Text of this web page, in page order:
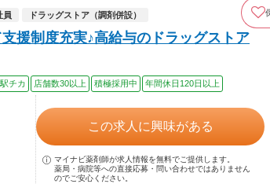
員 ドラッグストア（調剤併設）
援制度充実♪高給与のドラッグストア
駅チカ 店舗数30以上 積極採用中 年間休日120日以上
この求人に興味がある
マイナビ薬剤師が求人情報を無料でご提供します。
薬局・病院等への直接応募・問い合わせではありません
のでご安心ください。